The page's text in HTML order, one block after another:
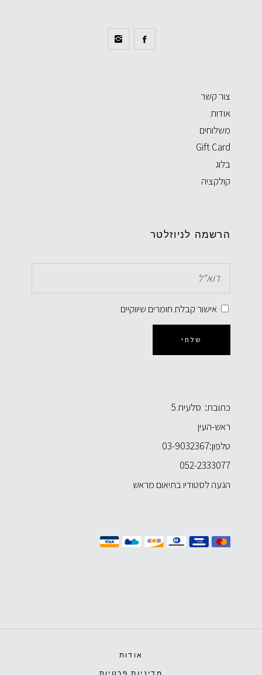
צור קשר
אודות
משלוחים
Gift Card
בלוג
קולקציה
הרשמה לניוזלטר
אישור קבלת חומרים שיווקיים
שלחי
כתובת: סלעית 5
ראש-העין
טלפון:03-9032367
052-2333077
הגעה לסטודיו בתיאום מראש
אודות
מדיניות פרטיות